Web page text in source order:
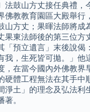
法鼓山方丈接任典禮，
佛教教育園區大殿舉行
山方丈；果暉法師將成
果東法師後的第三位方
「預立遺言」末後說偈
我，生死皆可拋。」他
，在當今國內外佛教界
硬體工程無法在其手中
淨土」的理念及弘法利
著。